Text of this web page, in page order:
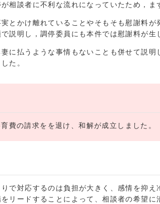
相談者に不利な流れになっていたため，ま
とかけ離れていることやそもそも慰謝料
説明し，調停委員にも本件では慰謝料が生
に払うような事情もないことも併せて説
た。
費の請求をを退け、和解が成立しました。
で対応するのは負担が大きく、感情を抑
リードすることによって、相談者の希望に